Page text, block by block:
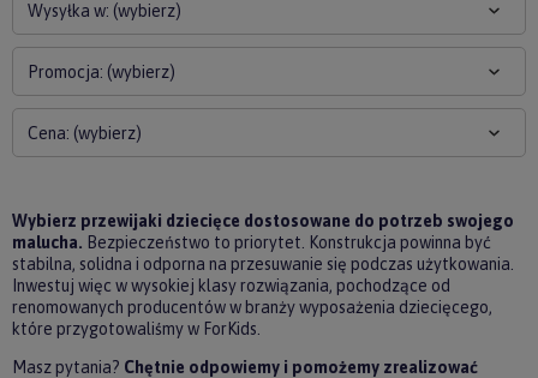
Wysyłka w: (wybierz)
Cena: (wybierz)
Promocja: (wybierz)
Wybierz przewijaki dziecięce dostosowane do potrzeb swojego
malucha. Bezpieczeństwo to priorytet. Konstrukcja powinna być
stabilna, solidna i odporna na przesuwanie się podczas użytkowania.
Inwestuj więc w wysokiej klasy rozwiązania, pochodzące od
renomowanych producentów w branży wyposażenia dziecięcego,
które przygotowaliśmy w ForKids.
Masz pytania? Chętnie odpowiemy i pomożemy zrealizować